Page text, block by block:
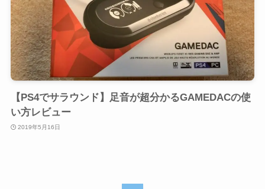
【PS4でサラウンド】足音が超分かるGAMEDACの使
い方レビュー
2019年5月16日